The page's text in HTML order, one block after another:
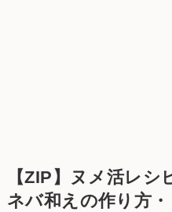
【ZIP】ヌメ活レ
ネバ和えの作り方